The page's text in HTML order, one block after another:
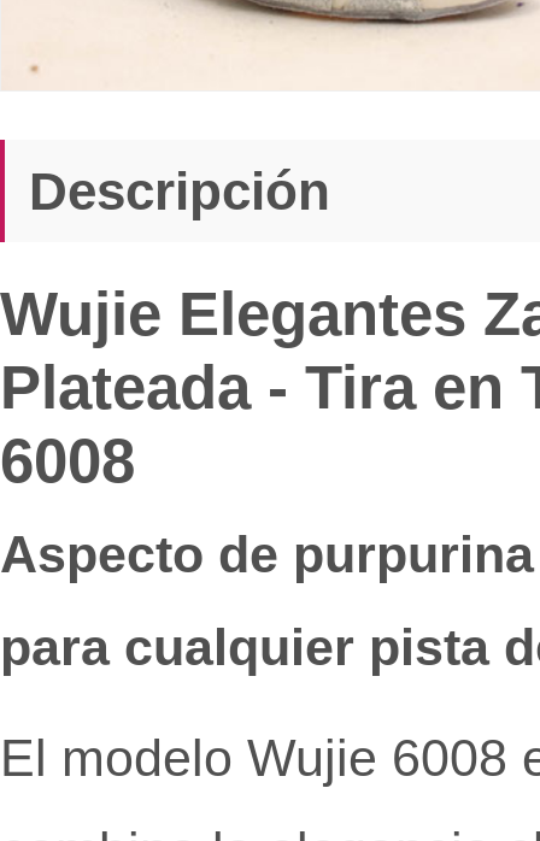
Descripción
Wujie Elegantes
Plateada - Tira en
6008
Aspecto de
para cualquier pista
El modelo Wujie 6008